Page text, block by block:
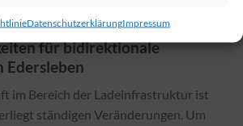
DatenschutzerklärungImpressum
für bidirektionale
Edersleben
im Bereich der Ladeinfrastruktur ist
ständigen Veränderungen. Um